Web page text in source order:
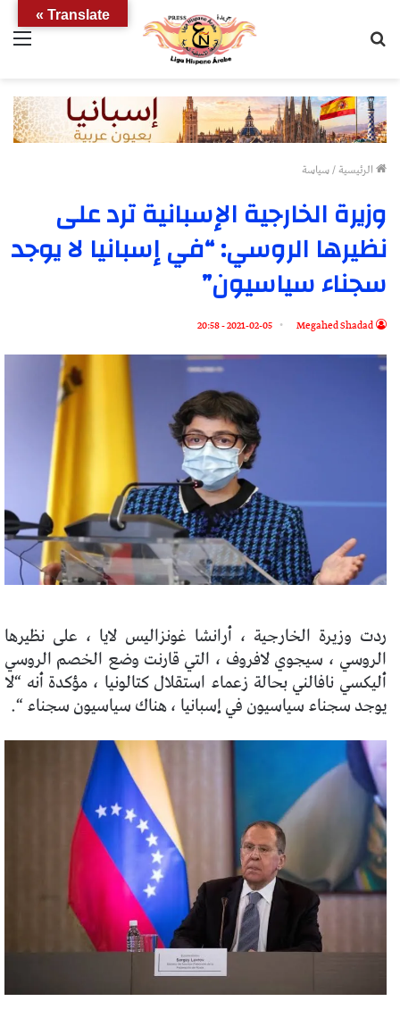
الرئيسية/سياسة
وزيرة الخارجية الإسبانية ترد على
نظيرها الروسي: “في إسبانيا لا يوجد
سجناء سياسيون”
Megahed Shadad
2021-02-05 - 20:58
ردت وزيرة الخارجية ، أرانشا غونزاليس لايا ، على نظيرها
الروسي ، سيجوي لافروف ، التي قارنت وضع الخصم الروسي
أليكسي نافالني بحالة زعماء استقلال كتالونيا ، مؤكدة أنه “لا
يوجد سجناء سياسيون في إسبانيا ، هناك سياسيون سجناء “.
Translate »